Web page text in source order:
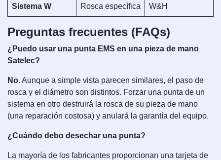
Sistema W Rosca específica W&H
Preguntas frecuentes (FAQs)
¿Puedo usar una punta EMS en una pieza de mano
Satelec?
No.Aunque a simple vista parecen similares, el paso de
rosca y el diámetro son distintos. Forzar una punta de un
sistema en otro destruirá la rosca de su pieza de mano
(una reparación costosa) y anulará la garantía del equipo.
¿Cuándo debo desechar una punta?
La mayoría de los fabricantes proporcionan una tarjeta de